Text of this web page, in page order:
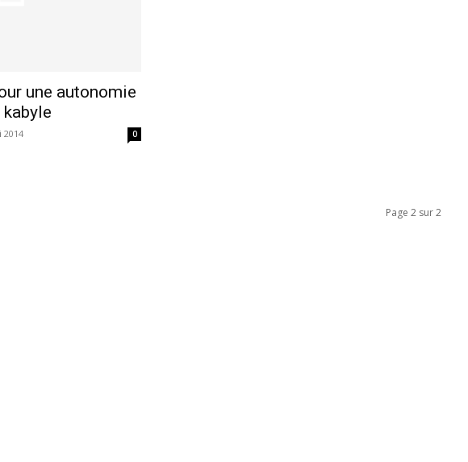
une autonomie
2014 0
Page 2 sur 2